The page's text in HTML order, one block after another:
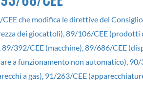
che modifica le direttive del
dei giocattoli), 89/106/CEE
392/CEE (macchine), 89/686/CEE
a funzionamento non automatico),
a gas), 91/263/CEE